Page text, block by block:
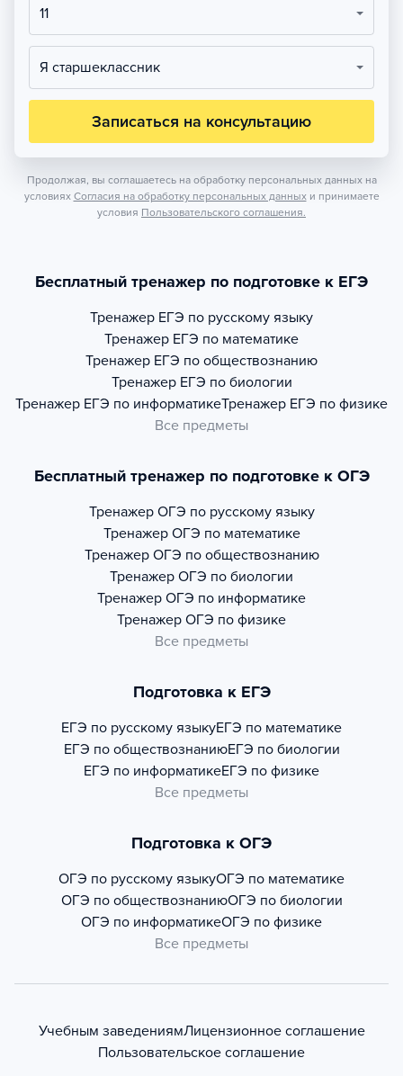
11
Я старшеклассник
Записаться на консультацию
Продолжая, вы соглашаетесь на обработку персональных данных на
условиях Согласия на обработку персональных данных и принимаете
условия Пользовательского соглашения.
Бесплатный тренажер по подготовке к ЕГЭ
Тренажер ЕГЭ по русскому языку
Тренажер ЕГЭ по математике
Тренажер ЕГЭ по обществознанию
Тренажер ЕГЭ по биологии
Тренажер ЕГЭ по информатикеТренажер ЕГЭ по физике
Все предметы
Бесплатный тренажер по подготовке к ОГЭ
Тренажер ОГЭ по русскому языку
Тренажер ОГЭ по математике
Тренажер ОГЭ по обществознанию
Тренажер ОГЭ по биологии
Тренажер ОГЭ по информатике
Тренажер ОГЭ по физике
Все предметы
Подготовка к ЕГЭ
ЕГЭ по русскому языкуЕГЭ по математике
ЕГЭ по обществознаниюЕГЭ по биологии
ЕГЭ по информатикеЕГЭ по физике
Все предметы
Подготовка к ОГЭ
ОГЭ по русскому языкуОГЭ по математике
ОГЭ по обществознаниюОГЭ по биологии
ОГЭ по информатикеОГЭ по физике
Все предметы
Учебным заведениямЛицензионное соглашение
Пользовательское соглашение